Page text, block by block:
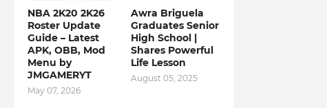
NBA 2K20 2K26
Roster Update
Guide – Latest
APK, OBB, Mod
Menu by
JMGAMERYT
May 07, 2026
Awra Briguela
Graduates Senior
High School |
Shares Powerful
Life Lesson
August 05, 2025